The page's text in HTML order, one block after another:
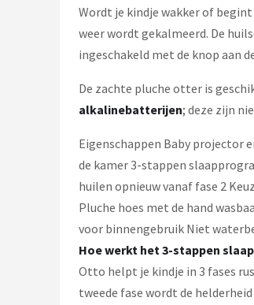
Wordt je kindje wakker of
weer wordt gekalmeerd. De
ingeschakeld met de knop aan
De zachte pluche otter is
alkalinebatterijen; deze zijn
Eigenschappen Baby projector
de kamer 3-stappen
huilen opnieuw vanaf fase 2
Pluche hoes met de hand
voor binnengebruik Niet
Hoe werkt het 3-stappen
Otto helpt je kindje in 3 fases
tweede fase wordt de